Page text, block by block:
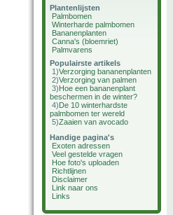
Plantenlijsten
Palmbomen
Winterharde palmbomen
Bananenplanten
Canna's (bloemriet)
Palmvarens
Populairste artikels
1)Verzorging bananenplanten
2)Verzorging van palmen
3)Hoe een bananenplant
beschermen in de winter?
4)De 10 winterhardste
palmbomen ter wereld
5)Zaaien van avocado
Handige pagina's
Exoten adressen
Veel gestelde vragen
Hoe foto's uploaden
Richtlijnen
Disclaimer
Link naar ons
Links